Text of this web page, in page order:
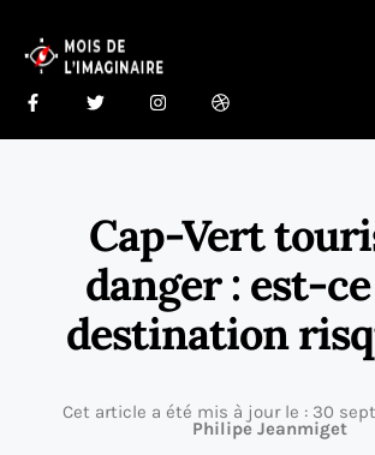
Cap-Vert
danger : est-
destination
Cet article a été mis à jour le : 30
Philipe Jeanmiget